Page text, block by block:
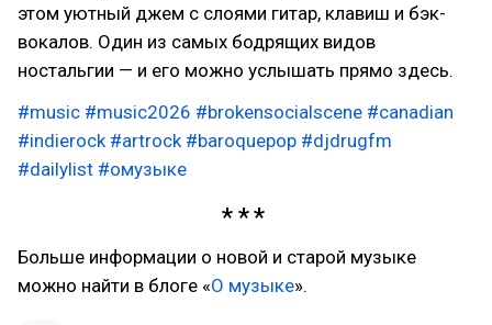
этом уютный джем с слоями гитар, клавиш и бэк-
вокалов. Один из самых бодрящих видов
ностальгии — и его можно услышать прямо здесь.
#music #music2026 #brokensocialscene #canadian
#indierock #artrock #baroquepop #djdrugfm
#dailylist #омузыке
Больше информации о новой и старой музыке
можно найти в блоге «О музыке».